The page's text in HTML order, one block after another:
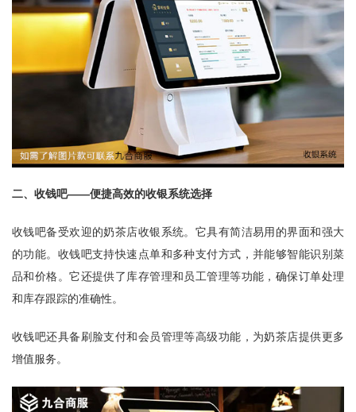
二、收钱吧——便捷高效的收银系统选择
收钱吧备受欢迎的奶茶店收银系统。它具有简洁易用的界面和强大
的功能。收钱吧支持快速点单和多种支付方式，并能够智能识别菜
品和价格。它还提供了库存管理和员工管理等功能，确保订单处理
和库存跟踪的准确性。
收钱吧还具备刷脸支付和会员管理等高级功能，为奶茶店提供更多
增值服务。